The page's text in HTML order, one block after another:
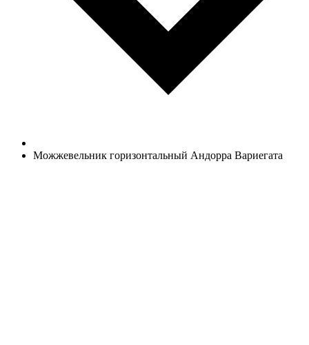
Можжевельник горизонтальный Андорра Вариегата